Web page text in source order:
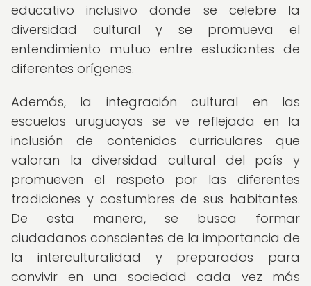
educativo inclusivo donde se celebre la
diversidad cultural y se promueva el
entendimiento mutuo entre estudiantes de
diferentes orígenes.
Además, la integración cultural en las
escuelas uruguayas se ve reflejada en la
inclusión de contenidos curriculares que
valoran la diversidad cultural del país y
promueven el respeto por las diferentes
tradiciones y costumbres de sus habitantes.
De esta manera, se busca formar
ciudadanos conscientes de la importancia de
la interculturalidad y preparados para
convivir en una sociedad cada vez más